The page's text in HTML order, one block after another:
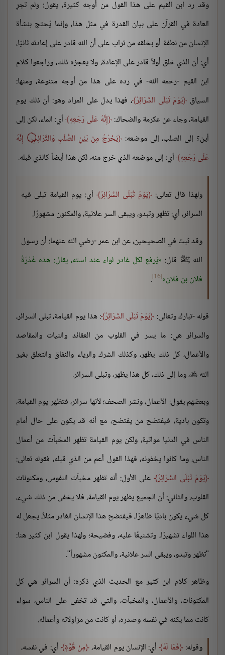
وقد رد ابن القيم على هذا القول من أوجه كثيرة، يقول: ولم تجرِ
العادة في القرآن على بيان القدرة في مثل هذا، وإنما يُحتج بنشأة
الإنسان من نطفة أو بخلقه من تراب على أن الله قادر على إعادته ثانيًا،
أي: أن الذي خلق أولاً قادر على الإعادة، ولا يعجزه ذلك، وراجعوا كلام
ابن القيم -رحمه الله- في رده على هذا من أوجه متنوعة، ومنها:
السياق يَوْمَ تُبْلَى السَّرَائِرُ ، فهذا يدل على المراد وهو: أن ذلك يوم
القيامة، وجاء عن عكرمة والضحاك: إِنَّهُ عَلَى رَجْعِهِ أي: الماء، لكن إلى
أين؟ إلى الصلب، إلى موضعه:
يَخْرُجُ مِنْ بَيْنِ الصُّلْبِ وَالتَّرَائِبِ ۝ إِنَّهُ
عَلَى رَجْعِهِ أي: إلى موضعه الذي خرج منه، لكن هذا أيضاً كالذي قبله.
ولهذا قال تعالى: يَوْمَ تُبْلَى السَّرَائِرُ أي: يوم القيامة تبلى فيه
السرائر، أي: تظهر وتبدو، ويبقى السر علانية، والمكنون مشهورًا.
وقد ثبت في الصحيحين، عن ابن عمر -رضي الله عنهما: أن رسول
الله ﷺ قال: يُرفع لكل غادر لواء عند استه، يقال: هذه غَدْرَةُ
فلان بن فلان [16]
.
قوله -تبارك وتعالى: يَوْمَ تُبْلَى السَّرَائِرُ : هذا يوم القيامة، تبلى السرائر،
والسرائر هي: ما يسر في القلوب من العقائد والنيات والمقاصد
والأعمال، كل ذلك يظهر، وكذلك الشرك والرياء والنفاق والتعلق بغير
الله ، وما إلى ذلك، كل هذا يظهر، وتبلى السرائر.
وبعضهم يقول: الأعمال، ونشر الصحف؛ لأنها سرائر، فتظهر يوم القيامة،
وتكون بادية، فيفتضح من يفتضح، مع أنه قد يكون على حال أمام
الناس في الدنيا مواتية، ولكن يوم القيامة تظهر المخبآت من أعمال
الناس، وما كانوا يخفونه، فهذا القول أعم من الذي قبله، فقوله تعالى:
يَوْمَ تُبْلَى السَّرَائِرُ على الأول: أنه تظهر مخبآت النفوس، ومكنونات
القلوب، والثاني: أن الجميع يظهر يوم القيامة، فلا يخفى من ذلك شيء،
كل شيء يكون باديًا ظاهرًا، فيفتضح هذا الإنسان الغادر مثلاً، يجعل له
هذا اللواء تشهيرًا، وتشنيعًا عليه، وفضيحة؛ ولهذا يقول ابن كثير هنا:
"تظهر وتبدو، ويبقى السر علانية، والمكنون مشهوراً".
وظاهر كلام ابن كثير مع الحديث الذي ذكره: أن السرائر هي كل
المكنونات، والأعمال، والمخبآت، والتي قد تخفى على الناس، سواء
كانت مما يكنه في نفسه وصدره، أو كانت من مزاولاته وأعماله.
وقوله: فَمَا لَهُ أي: الإنسان يوم القيامة، مِنْ قُوَّةٍ أي: في نفسه،